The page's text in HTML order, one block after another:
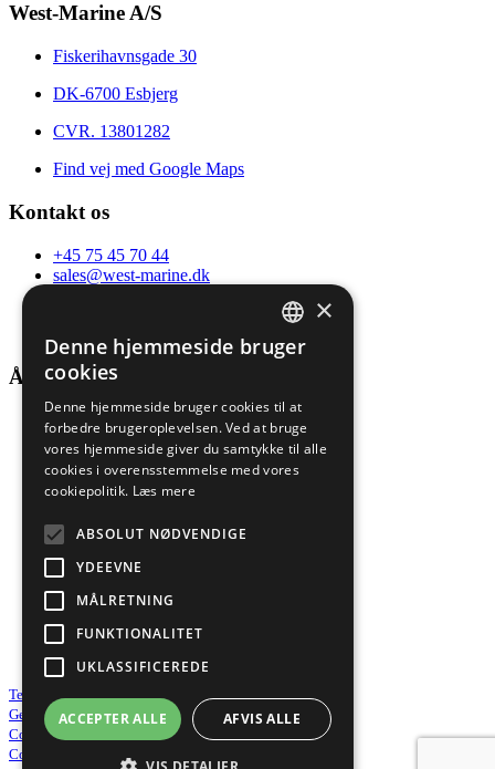
West-Marine A/S
Fiskerihavnsgade 30
DK-6700 Esbjerg
CVR. 13801282
Find vej med Google Maps
Kontakt os
+45 75 45 70 44
sales@west-marine.dk
Følg os på Facebook
Åbningstider
Man-tors
07:00 - 16:00
Fredag
07:00 - 13:30
Lør-søn
Efter aftale
Service året rundt 24/7/365
Terms & Conditions of sale
General Purchasing Conditions
Cookies- & Privatlivspolitik
Code of Conduct
DANISH
×
Denne hjemmeside bruger
cookies
Denne hjemmeside bruger cookies til at
forbedre brugeroplevelsen. Ved at bruge
vores hjemmeside giver du samtykke til alle
cookies i overensstemmelse med vores
cookiepolitik. Læs mere
ABSOLUT NØDVENDIGE
YDEEVNE
MÅLRETNING
FUNKTIONALITET
UKLASSIFICEREDE
ACCEPTER ALLE AFVIS ALLE